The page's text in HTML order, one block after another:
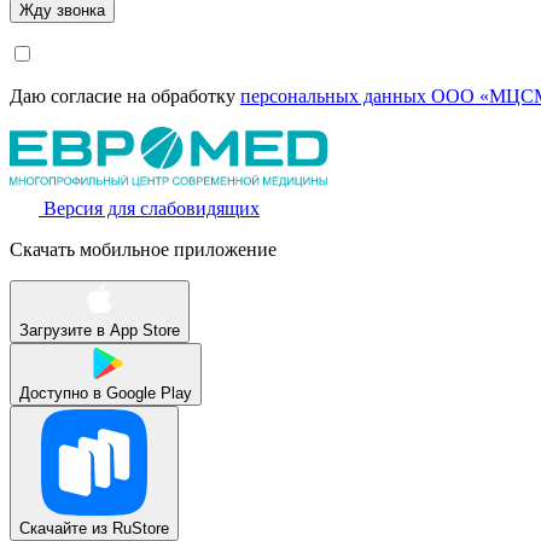
Даю согласие на обработку персональных данных ООО
Версия для слабовидящих
Скачать мобильное приложение
Загрузите в App Store
Доступно в Google Play
Скачайте из RuStore